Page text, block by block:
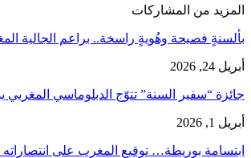
المزيد من المشاركات
بألسنةٍ فصيحة وهُويةٍ راسخة.. براعم الجالية
أبريل 24, 2026
جائزة “سفير السنة” تتوّج الدبلوماسي
أبريل 1, 2026
ابتسامة بوريطة… توقيع المغرب على انتصاراته